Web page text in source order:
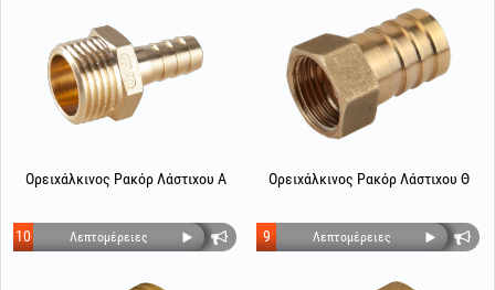
Ορειχάλκινος Ρακόρ Λάστιχου Α
Λεπτομέρειες
10
Ορειχάλκινος Ρακόρ Λάστιχου Θ
Λεπτομέρειες
9